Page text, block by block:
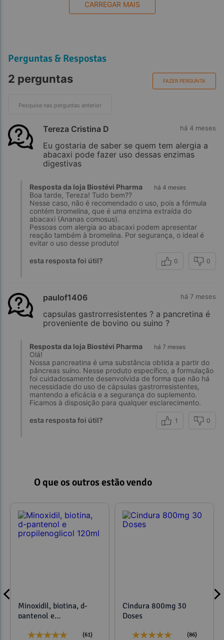
Referências Bibliográficas
CARREGAR MAIS
Perguntas & Respostas
2 perguntas FAZER PERGUNTA
Tereza Cristina D há 4 meses
Eu gostaria de saber se quem tem alergia a
abacaxi pode fazer uso dessas enzimas
digestivas
Resposta da loja Biostévi Pharma há 4 meses
Boa tarde, Tereza! Tudo bem??
Nesse caso, não é recomendado o uso, pois a fórmula
contém bromelina, que é uma enzima extraída do
abacaxi (Ananas comosus).
Pessoas com alergia ao abacaxi podem apresentar
reação também à bromelina. Por segurança, o ideal é
evitar o uso desse produto!
esta resposta foi útil? 0 0
paulof1406 há 7 meses
capsulas gastrorresistentes ? a pancretina é
proveniente de bovino ou suino ?
Resposta da loja Biostévi Pharma há 7 meses
Olá!
Nossa pancreatina é uma substância obtida a partir do
pâncreas suíno. Nesse produto específico, a formulação
foi cuidadosamente desenvolvida de forma que não há
necessidade do uso de cápsulas gastrorresistentes,
mantendo a eficácia e a segurança do suplemento.
Ficamos à disposição para qualquer esclarecimento.
esta resposta foi útil? 1 0
O que os outros estão vendo
Minoxidil, biotina, d-
pantenol e
(61)
Cindura 800mg 30
Doses
(86)